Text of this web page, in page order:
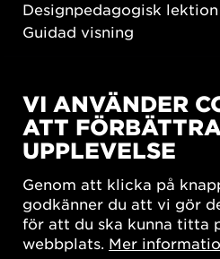
Designpedagogisk lektion
Guidad visning
New European Bauhaus
SUSTAINORDIC
Share Future Living
What Matter_s
VI ANVÄNDER
ATT
UPPLEVELSE
Genom att klicka på
godkänner du att vi gör
för att du ska kunna titta
webbplats. Mer